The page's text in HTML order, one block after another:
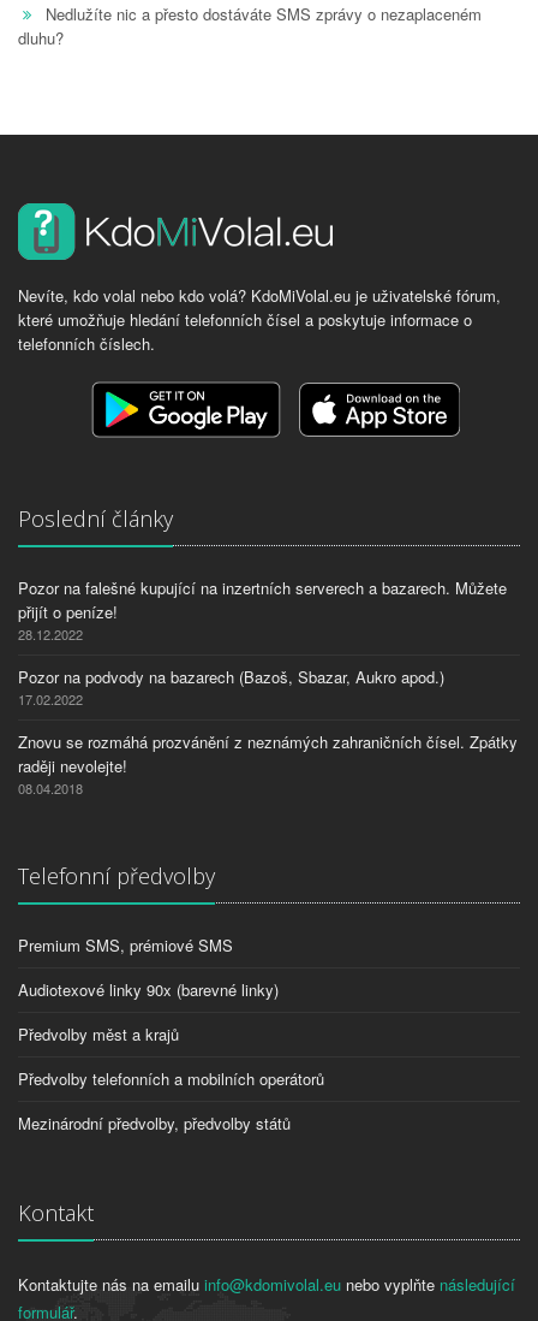
Nedlužíte nic a přesto dostáváte SMS zprávy o nezaplaceném
dluhu?
Nevíte, kdo volal nebo kdo volá? KdoMiVolal.eu je uživatelské fórum,
které umožňuje hledání telefonních čísel a poskytuje informace o
telefonních číslech.
Poslední články
Pozor na falešné kupující na inzertních serverech a bazarech. Můžete
přijít o peníze!
28.12.2022
Pozor na podvody na bazarech (Bazoš, Sbazar, Aukro apod.)
17.02.2022
Znovu se rozmáhá prozvánění z neznámých zahraničních čísel. Zpátky
raději nevolejte!
08.04.2018
Telefonní předvolby
Premium SMS, prémiové SMS
Audiotexové linky 90x (barevné linky)
Předvolby měst a krajů
Předvolby telefonních a mobilních operátorů
Mezinárodní předvolby, předvolby států
Kontakt
Kontaktujte nás na emailu info@kdomivolal.eu nebo vyplňte následující
formulář.